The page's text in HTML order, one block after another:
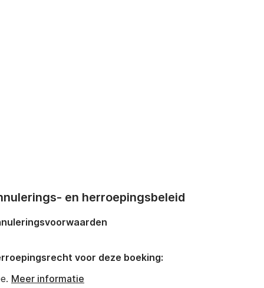
en herroepingsbeleid
voor deze boeking:
Meer informatie